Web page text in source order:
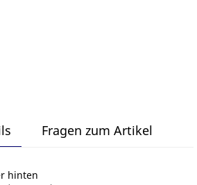
Fragen zum Artikel
hinten